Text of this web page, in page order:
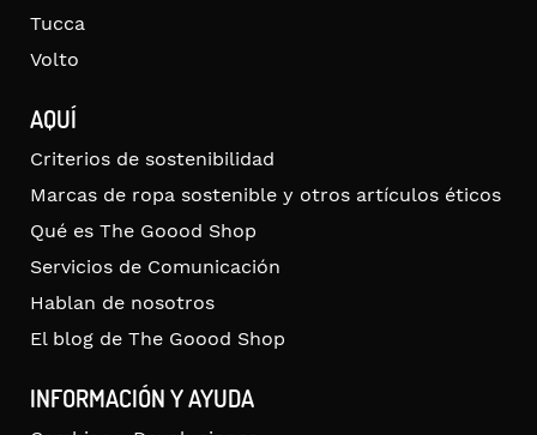
Tucca
Volto
AQUÍ
Criterios de sostenibilidad
Marcas de ropa sostenible y otros artículos éticos
Qué es The Goood Shop
Servicios de Comunicación
Hablan de nosotros
El blog de The Goood Shop
INFORMACIÓN Y AYUDA